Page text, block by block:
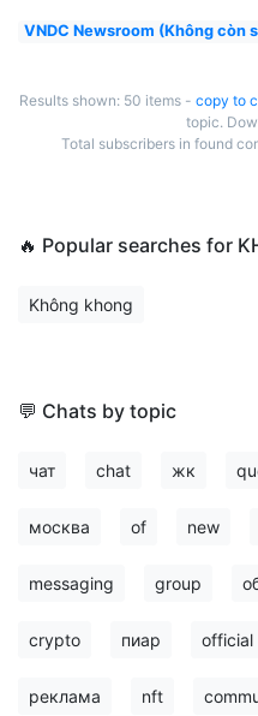
VNDC Newsroom (Không còn
Results shown: 50 items - copy to
topic.
Total subscribers in found
🔥 Popular searches for
Không khong
💬 Chats by topic
чат chat жк
москва of new
messaging group
crypto пиар official
реклама nft